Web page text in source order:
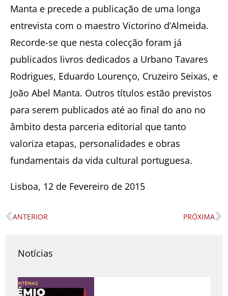
Manta e precede a publicação de uma longa
entrevista com o maestro Victorino d’Almeida.
Recorde-se que nesta colecção foram já
publicados livros dedicados a Urbano Tavares
Rodrigues, Eduardo Lourenço, Cruzeiro Seixas, e
João Abel Manta. Outros títulos estão previstos
para serem publicados até ao final do ano no
âmbito desta parceria editorial que tanto
valoriza etapas, personalidades e obras
fundamentais da vida cultural portuguesa.
Lisboa, 12 de Fevereiro de 2015
Prev
ANTERIOR PRÓXIMA
Notícias